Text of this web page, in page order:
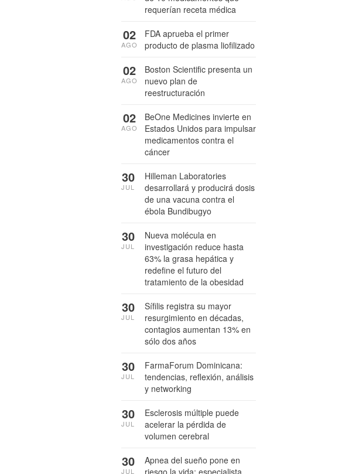
requerían receta médica
FDA aprueba el primer
producto de plasma liofilizado
02
AGO
Boston Scientific presenta un
nuevo plan de
reestructuración
02
AGO
BeOne Medicines invierte en
Estados Unidos para impulsar
medicamentos contra el
cáncer
02
AGO
Hilleman Laboratories
desarrollará y producirá dosis
de una vacuna contra el
ébola Bundibugyo
30
JUL
Nueva molécula en
investigación reduce hasta
63% la grasa hepática y
redefine el futuro del
tratamiento de la obesidad
30
JUL
Sífilis registra su mayor
resurgimiento en décadas,
contagios aumentan 13% en
sólo dos años
30
JUL
FarmaForum Dominicana:
tendencias, reflexión, análisis
y networking
30
JUL
Esclerosis múltiple puede
acelerar la pérdida de
volumen cerebral
30
JUL
Apnea del sueño pone en
riesgo la vida: especialista
30
JUL